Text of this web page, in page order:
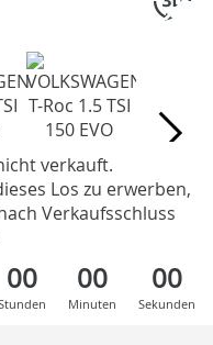
verkauft.
Los zu erwerben,
Verkaufsschluss
00 00
Minuten
00
Sekunden